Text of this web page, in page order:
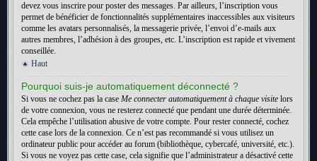
devez vous inscrire pour poster des messages. Par ailleurs, l’inscription vous
permet de bénéficier de fonctionnalités supplémentaires inaccessibles aux visiteurs
comme les avatars personnalisés, la messagerie privée, l’envoi d’e-mails aux
autres membres, l’adhésion à des groupes, etc. L’inscription est rapide et vivement
conseillée.
Haut
Pourquoi suis-je automatiquement déconnecté ?
Si vous ne cochez pas la case Me connecter automatiquement à chaque visite lors
de votre connexion, vous ne resterez connecté que pendant une durée déterminée.
Cela empêche l’utilisation abusive de votre compte. Pour rester connecté, cochez
cette case lors de la connexion. Ce n’est pas recommandé si vous utilisez un
ordinateur public pour accéder au forum (bibliothèque, cybercafé, université, etc.).
Si vous ne voyez pas cette case, cela signifie que l’administrateur a désactivé cette